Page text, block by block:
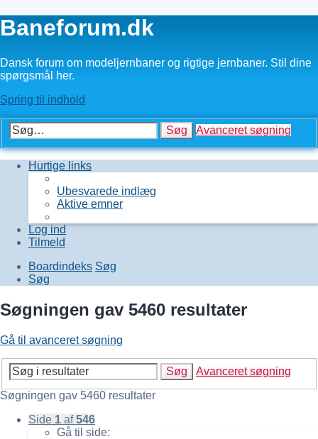
Baneforum.dk
Dansk forum om modeljernbaner og rigtige jernbaner. Stil dine
spørgsmål her.
Spring til indhold
Søg Avanceret søgning
Hurtige links
Ubesvarede indlæg
Aktive emner
Log ind
Tilmeld
Boardindeks Søg
Søg
Søgningen gav 5460 resultater
Gå til avanceret søgning
Søg
Avanceret søgning
Søgningen gav 5460 resultater
Side 1 af546
Gå til side: